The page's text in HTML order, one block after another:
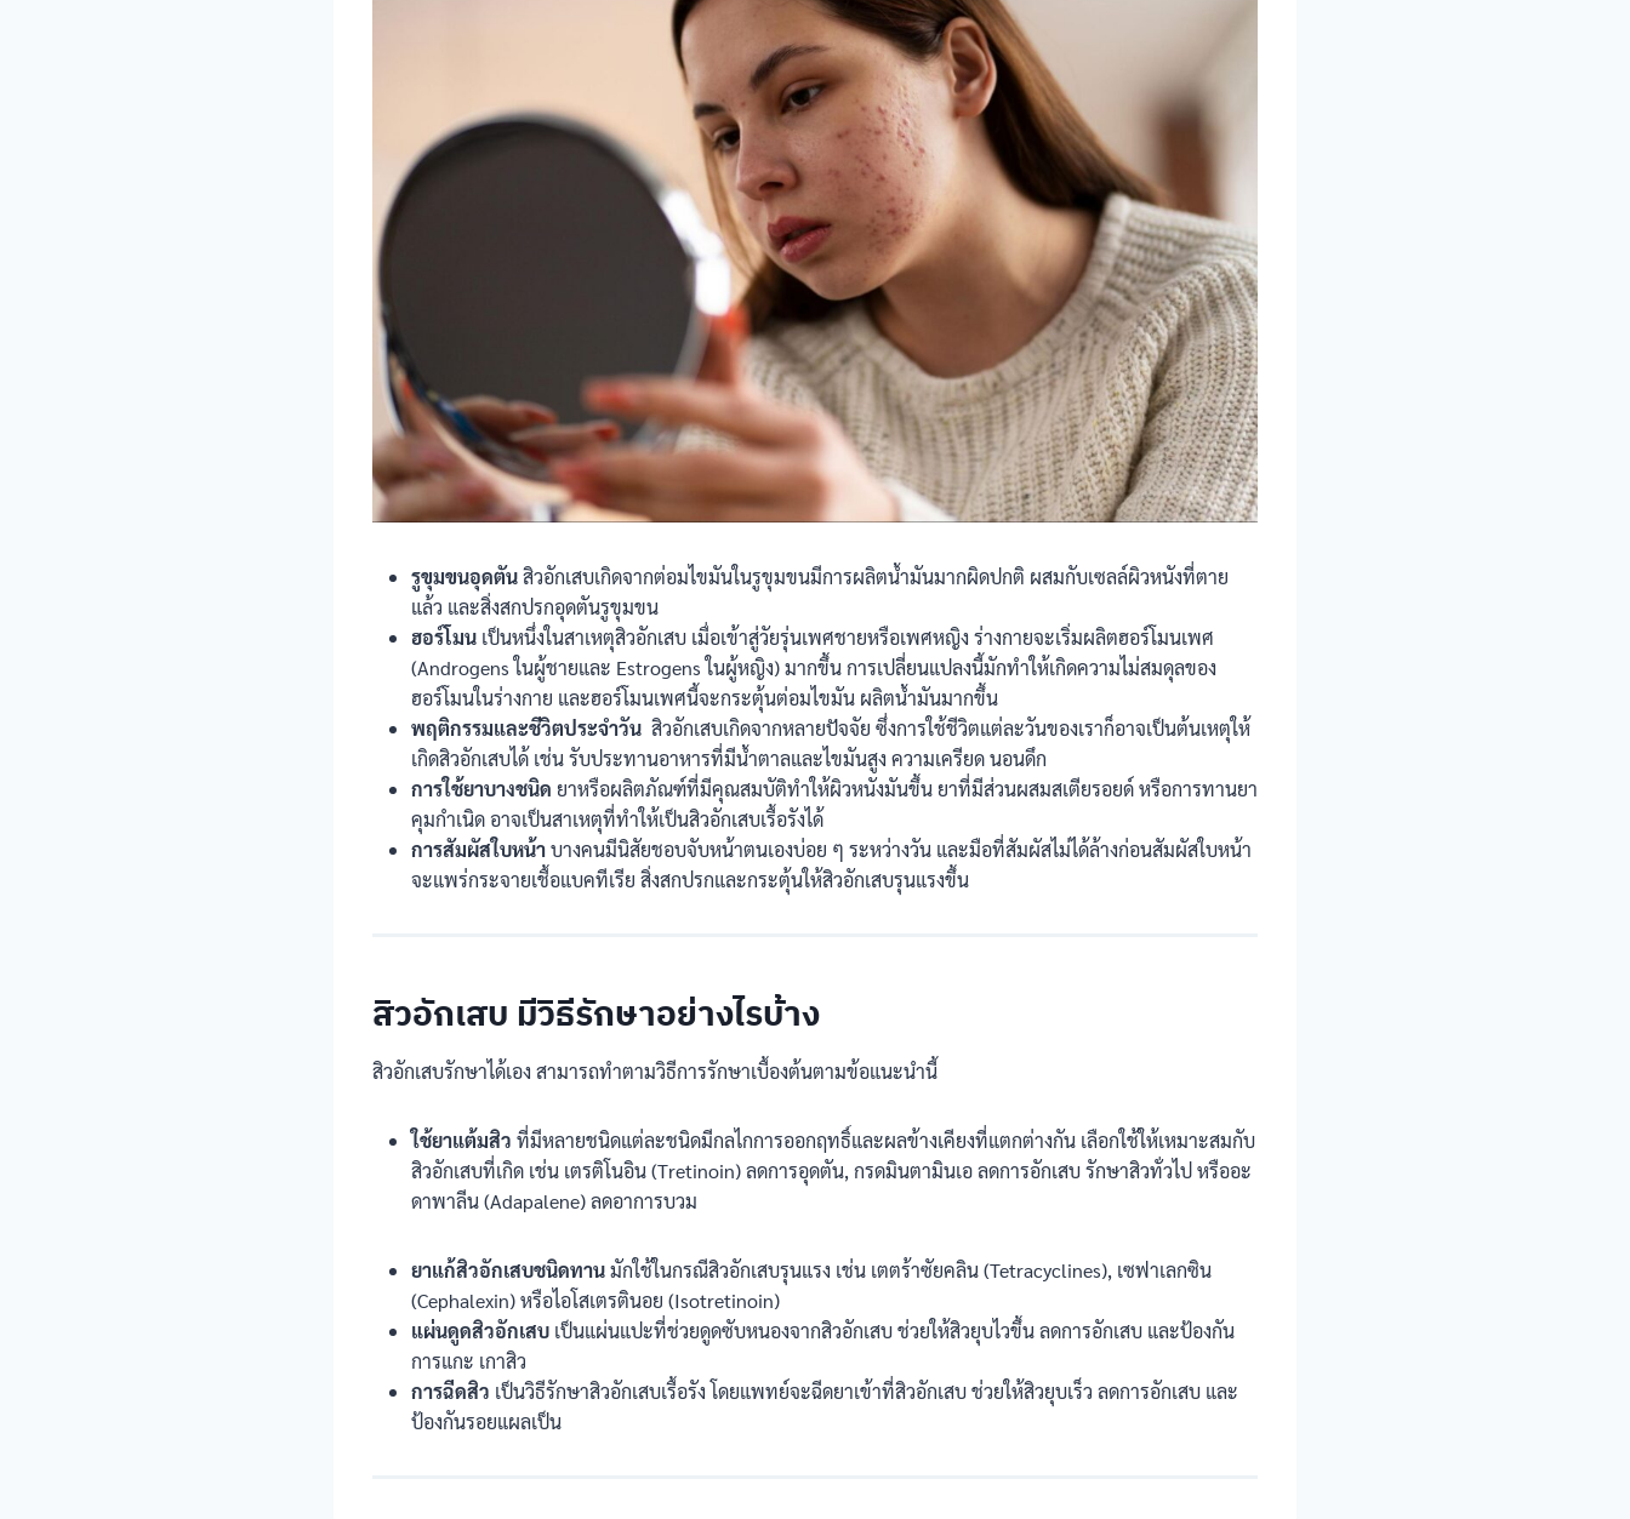
รูขุมขนอุดตันสิวอักเสบเกิดจากต่อมไขมันในรูขุมขนมีการผลิตน้ำมันมากผิดปกติ ผสมกับเซลล์ผิวหนังที่ตาย
แล้ว และสิ่งสกปรกอุดตันรูขุมขน
ฮอร์โมน เป็นหนึ่งในสาเหตุสิวอักเสบ เมื่อเข้าสู่วัยรุ่นเพศชายหรือเพศหญิง ร่างกายจะเริ่มผลิตฮอร์โมนเพศ
(Androgens ในผู้ชายและ Estrogens ในผู้หญิง) มากขึ้น การเปลี่ยนแปลงนี้มักทำให้เกิดความไม่สมดุลของ
ฮอร์โมนในร่างกาย และฮอร์โมนเพศนี้จะกระตุ้นต่อมไขมัน ผลิตน้ำมันมากขึ้น
พฤติกรรมและชีวิตประจำวัน สิวอักเสบเกิดจากหลายปัจจัย ซึ่งการใช้ชีวิตแต่ละวันของเราก็อาจเป็นต้นเหตุให้
เกิดสิวอักเสบได้ เช่น รับประทานอาหารที่มีน้ำตาลและไขมันสูง ความเครียด นอนดึก
การใช้ยาบางชนิด ยาหรือผลิตภัณฑ์ที่มีคุณสมบัติทำให้ผิวหนังมันขึ้น ยาที่มีส่วนผสมสเตียรอยด์ หรือการทานยา
คุมกำเนิด อาจเป็นสาเหตุที่ทำให้เป็นสิวอักเสบเรื้อรังได้
การสัมผัสใบหน้าบางคนมีนิสัยชอบจับหน้าตนเองบ่อย ๆ ระหว่างวัน และมือที่สัมผัสไม่ได้ล้างก่อนสัมผัสใบหน้า
จะแพร่กระจายเชื้อแบคทีเรีย สิ่งสกปรกและกระตุ้นให้สิวอักเสบรุนแรงขึ้น
สิวอักเสบ มีวิธีรักษาอย่างไรบ้าง
สิวอักเสบรักษาได้เอง สามารถทำตามวิธีการรักษาเบื้องต้นตามข้อแนะนำนี้
ใช้ยาแต้มสิว ที่มีหลายชนิดแต่ละชนิดมีกลไกการออกฤทธิ์และผลข้างเคียงที่แตกต่างกัน เลือกใช้ให้เหมาะสมกับ
สิวอักเสบที่เกิด เช่น เตรติโนอิน (Tretinoin) ลดการอุดตัน, กรดมินตามินเอ ลดการอักเสบ รักษาสิวทั่วไป หรืออะ
ดาพาลีน (Adapalene) ลดอาการบวม
ยาแก้สิวอักเสบชนิดทานมักใช้ในกรณีสิวอักเสบรุนแรง เช่น เตตร้าซัยคลิน (Tetracyclines), เซฟาเลกซิน
(Cephalexin) หรือไอโสเตรตินอย (Isotretinoin)
แผ่นดูดสิวอักเสบ เป็นแผ่นแปะที่ช่วยดูดซับหนองจากสิวอักเสบ ช่วยให้สิวยุบไวขึ้น ลดการอักเสบ และป้องกัน
การแกะ เกาสิว
การฉีดสิว เป็นวิธีรักษาสิวอักเสบเรื้อรัง โดยแพทย์จะฉีดยาเข้าที่สิวอักเสบ ช่วยให้สิวยุบเร็ว ลดการอักเสบ และ
ป้องกันรอยแผลเป็น